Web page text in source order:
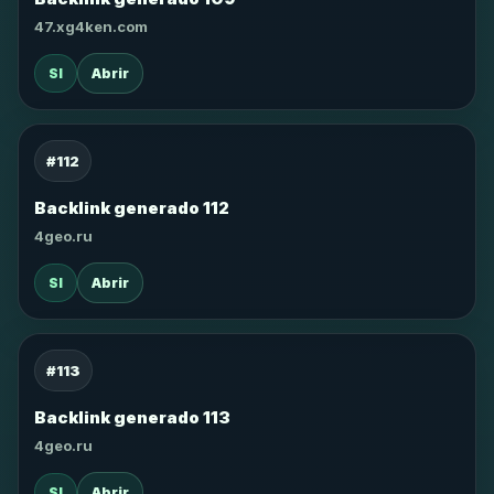
47.xg4ken.com
SI Abrir
#112
Backlink generado 112
4geo.ru
SI Abrir
#113
Backlink generado 113
4geo.ru